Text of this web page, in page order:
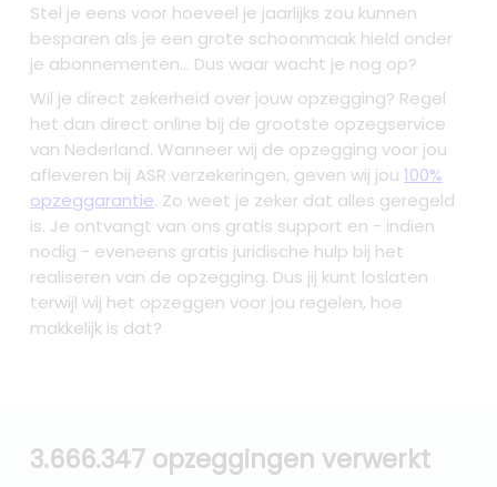
Stel je eens voor hoeveel je jaarlijks zou kunnen
besparen als je een grote schoonmaak hield onder
je abonnementen... Dus waar wacht je nog op?
Wil je direct zekerheid over jouw opzegging? Regel
het dan direct online bij de grootste opzegservice
van Nederland. Wanneer wij de opzegging voor jou
afleveren bij ASR verzekeringen, geven wij jou100%
opzeggarantie. Zo weet je zeker dat alles geregeld
is. Je ontvangt van ons gratis support en - indien
nodig - eveneens gratis juridische hulp bij het
realiseren van de opzegging. Dus jij kunt loslaten
terwijl wij het opzeggen voor jou regelen, hoe
makkelijk is dat?
3.666.347 opzeggingen verwerkt